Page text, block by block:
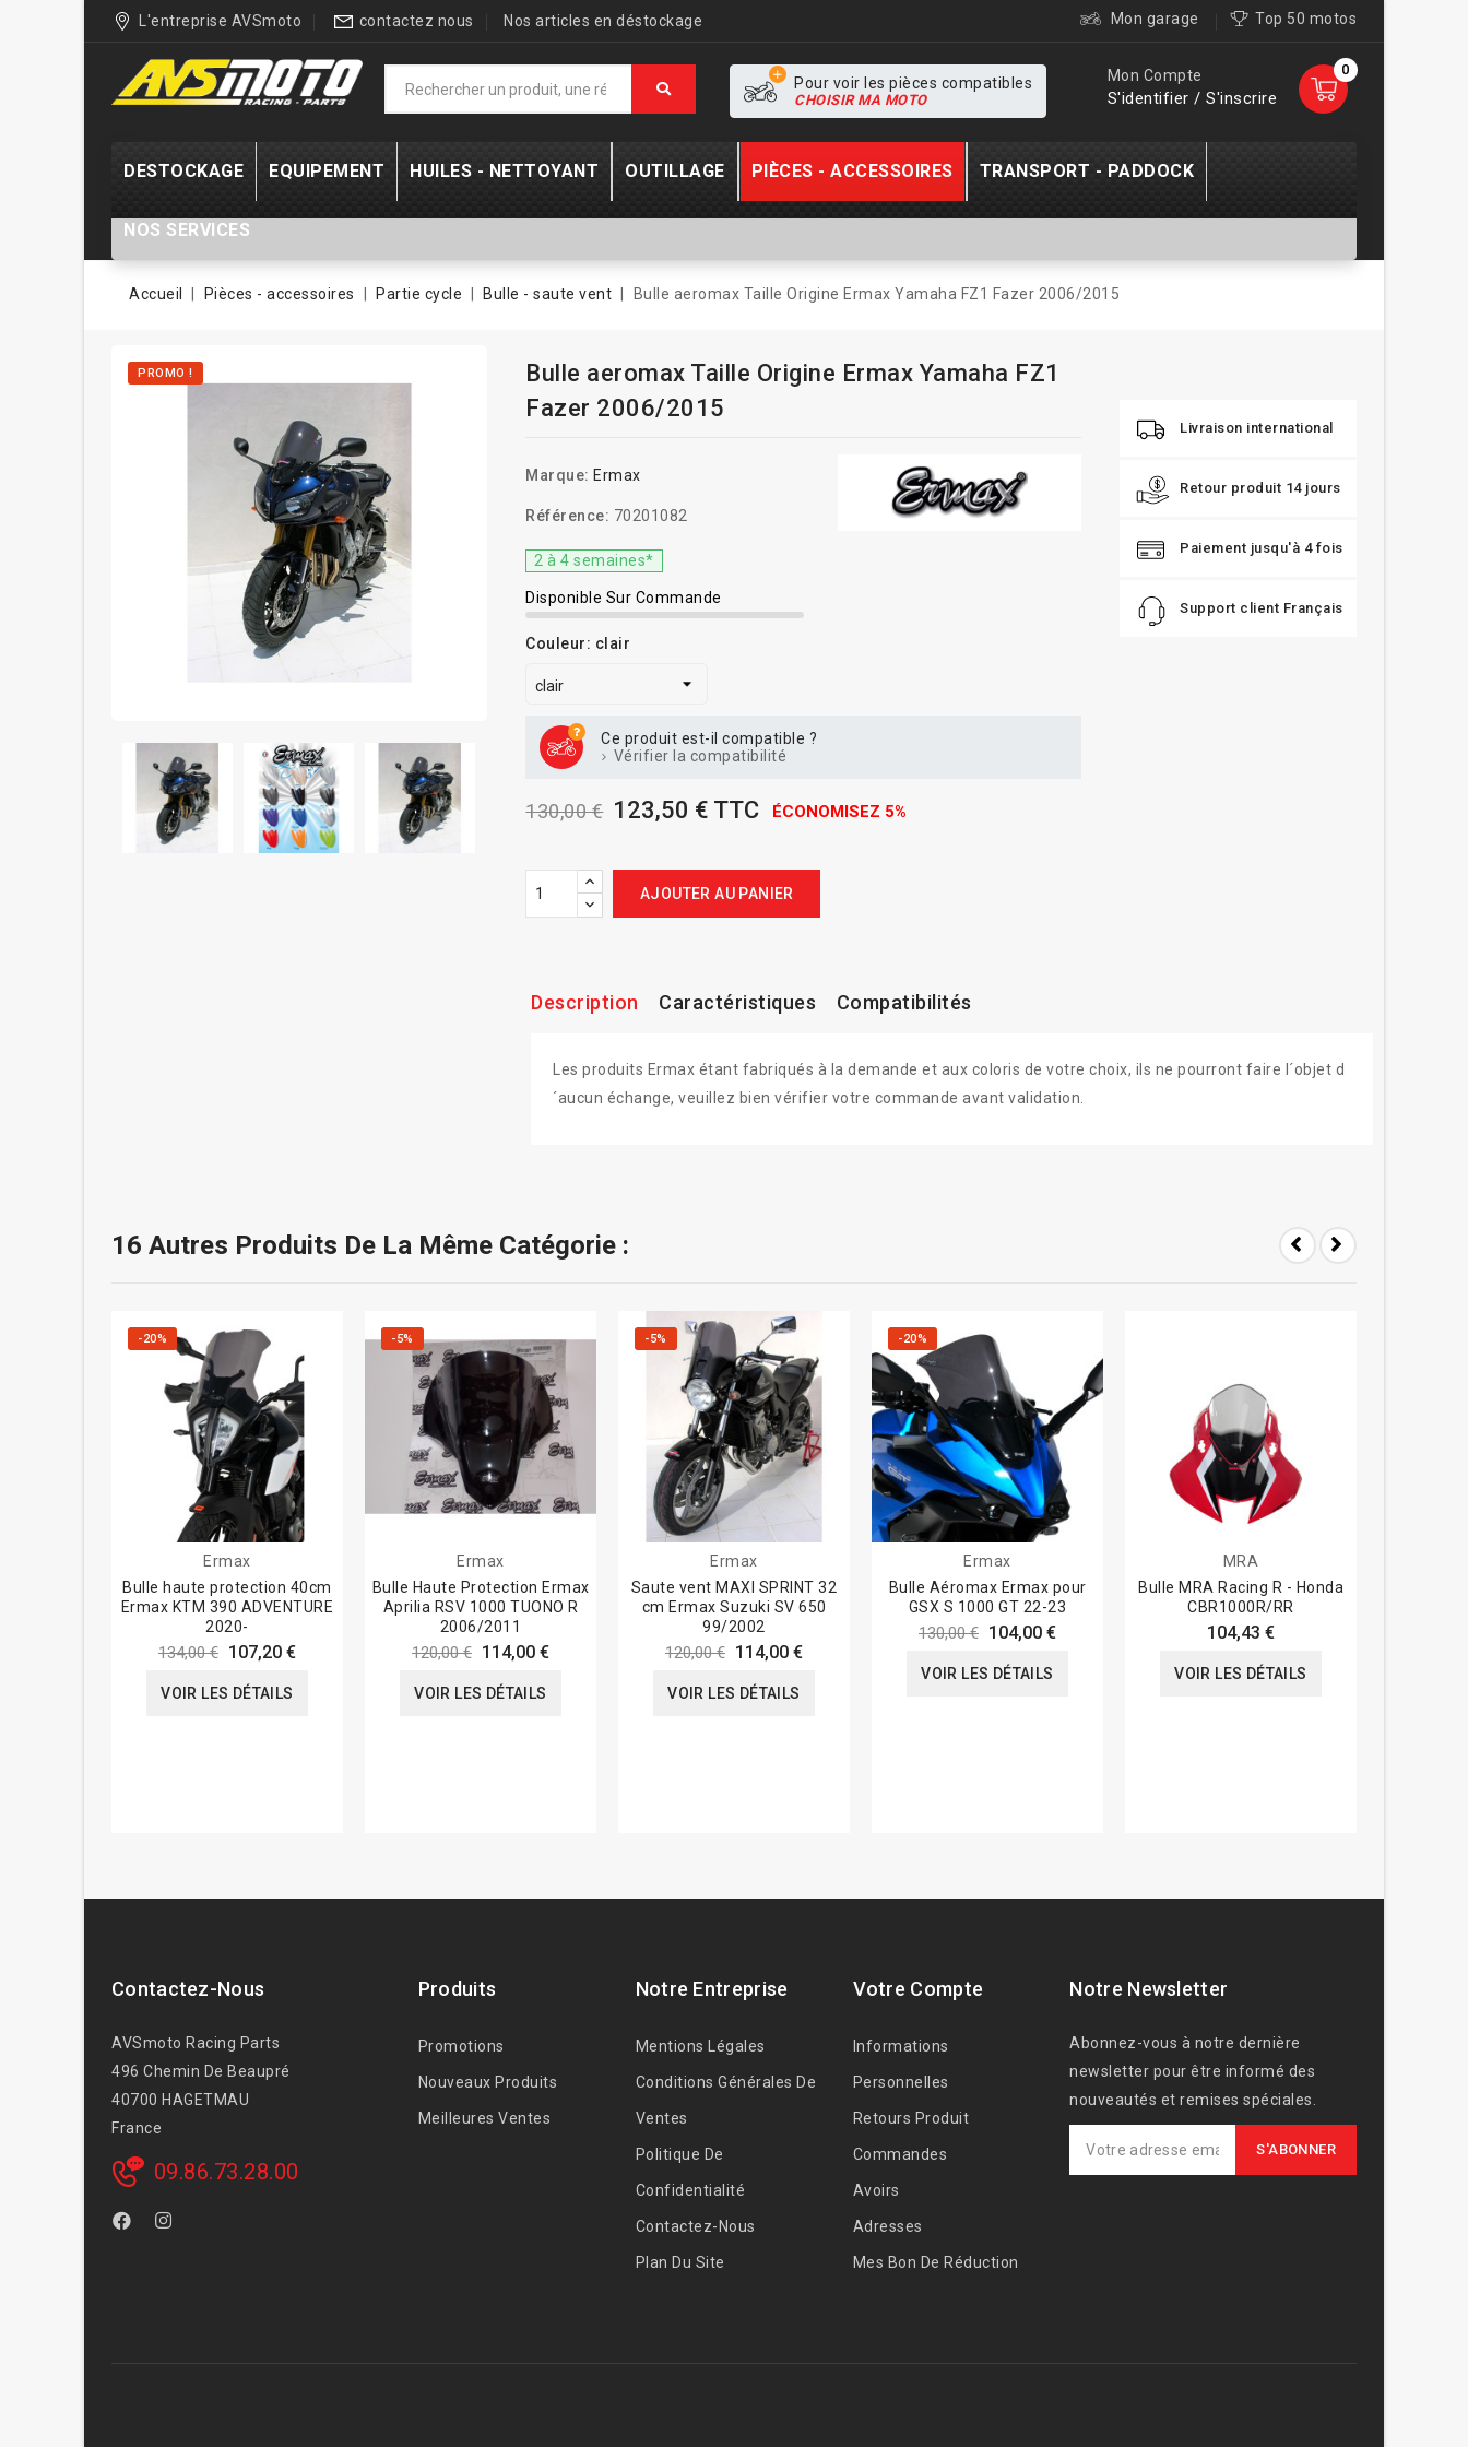
L'entreprise AVSmoto contactez nous Nos articles en déstockage Mon garage Top 50 motos
0
Mon Compte
S'identifier / S'inscrire
Pour voir les pièces compatibles
CHOISIR MA MOTO
DESTOCKAGE EQUIPEMENT HUILES - NETTOYANT OUTILLAGE PIÈCES - ACCESSOIRES TRANSPORT - PADDOCK
NOS SERVICES
Accueil Pièces - accessoires Partie cycle Bulle - saute vent Bulle aeromax Taille Origine Ermax Yamaha FZ1 Fazer 2006/2015
PROMO !
Bulle aeromax Taille Origine Ermax Yamaha FZ1
Fazer 2006/2015
Marque: Ermax
Référence: 70201082
2 à 4 semaines*
Disponible Sur Commande
Couleur: clair
Ce produit est-il compatible ?
Vérifier la compatibilité
130,00 € 123,50 € TTC ÉCONOMISEZ 5%
AJOUTER AU PANIER
Livraison international
Retour produit 14 jours
Paiement jusqu'à 4 fois
Support client Français
Description Caractéristiques Compatibilités
Les produits Ermax étant fabriqués à la demande et aux coloris de votre choix, ils ne pourront faire l´objet d
´aucun échange, veuillez bien vérifier votre commande avant validation.
16 Autres Produits De La Même Catégorie :
-20%
Ermax
Bulle haute protection 40cm
Ermax KTM 390 ADVENTURE
2020-
134,00 € 107,20 €
VOIR LES DÉTAILS
-5%
Ermax
Bulle Haute Protection Ermax
Aprilia RSV 1000 TUONO R
2006/2011
120,00 € 114,00 €
VOIR LES DÉTAILS
-5%
Ermax
Saute vent MAXI SPRINT 32
cm Ermax Suzuki SV 650
99/2002
120,00 € 114,00 €
VOIR LES DÉTAILS
-20%
Ermax
Bulle Aéromax Ermax pour
GSX S 1000 GT 22-23
130,00 € 104,00 €
VOIR LES DÉTAILS
MRA
Bulle MRA Racing R - Honda
CBR1000R/RR
104,43 €
VOIR LES DÉTAILS
Contactez-Nous
AVSmoto Racing Parts
496 Chemin De Beaupré
40700 HAGETMAU
France
09.86.73.28.00
Produits
Promotions
Nouveaux Produits
Meilleures Ventes
Notre Entreprise
Mentions Légales
Conditions Générales De
Ventes
Politique De
Confidentialité
Contactez-Nous
Plan Du Site
Votre Compte
Informations
Personnelles
Retours Produit
Commandes
Avoirs
Adresses
Mes Bon De Réduction
Notre Newsletter
Abonnez-vous à notre dernière
newsletter pour être informé des
nouveautés et remises spéciales.